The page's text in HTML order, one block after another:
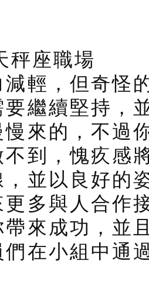
秤座職場
輕，但奇怪
繼續堅持，
來的，不過
不到，愧疚感
並以良好的
多與人合作
來成功，並
在小組中通